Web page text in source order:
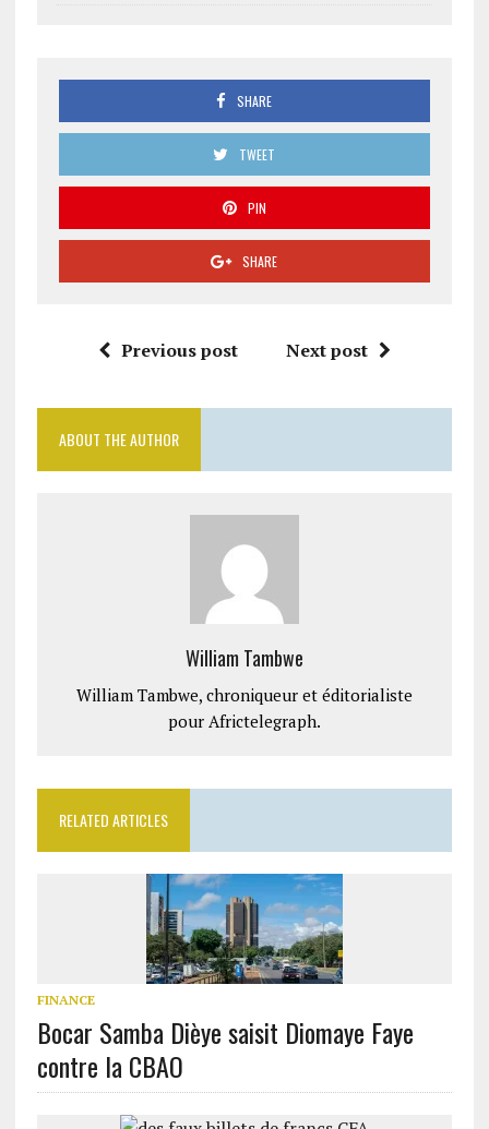
SHARE
TWEET
PIN
SHARE
Previous post Next post
ABOUT THE AUTHOR
William Tambwe
William Tambwe, chroniqueur et éditorialiste
pour Africtelegraph.
RELATED ARTICLES
FINANCE
Bocar Samba Dièye saisit Diomaye Faye
contre la CBAO